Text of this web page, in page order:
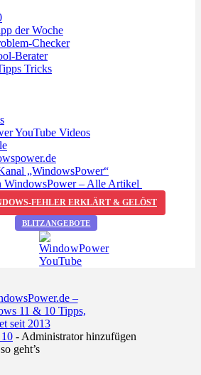
der Woche
Checker
Berater
Tricks
YouTube Videos
„WindowsPower“
WindowsPower – Alle Artikel
FEHLER ERKLÄRT & GELÖST
BLITZANGEBOTE
- Administrator hinzufügen
geht’s